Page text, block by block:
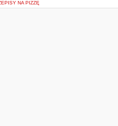
NA PIZZĘ